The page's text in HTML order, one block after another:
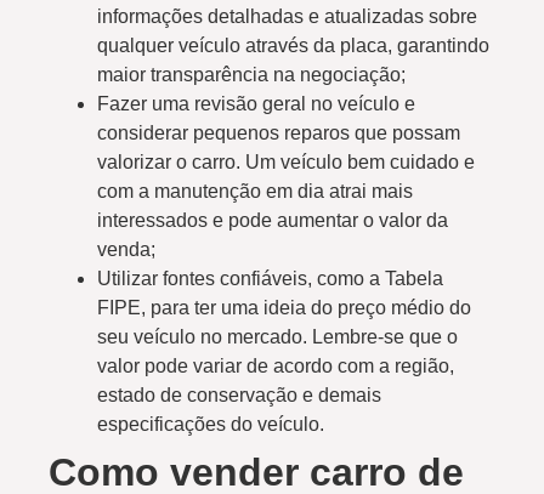
informações detalhadas e atualizadas sobre
qualquer veículo através da placa, garantindo
maior transparência na negociação;
Fazer uma revisão geral no veículo e
considerar pequenos reparos que possam
valorizar o carro. Um veículo bem cuidado e
com a manutenção em dia atrai mais
interessados e pode aumentar o valor da
venda;
Utilizar fontes confiáveis, como a Tabela
FIPE, para ter uma ideia do preço médio do
seu veículo no mercado. Lembre-se que o
valor pode variar de acordo com a região,
estado de conservação e demais
especificações do veículo.
Como vender carro de